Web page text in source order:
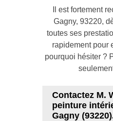
Il est fortement
Gagny, 93220,
toutes ses
rapidement pour
pourquoi hésiter ?
Contactez M.
peinture
Gagny